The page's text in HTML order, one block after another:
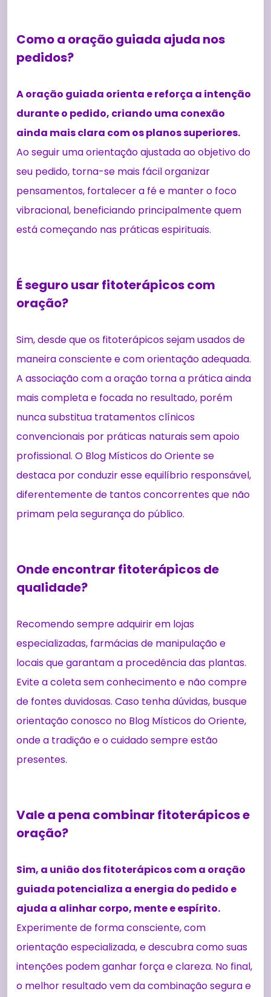
Como a oração guiada ajuda nos
pedidos?
A oração guiada orienta e reforça a intenção
durante o pedido, criando uma conexão
ainda mais clara com os planos superiores.
Ao seguir uma orientação ajustada ao objetivo do
seu pedido, torna-se mais fácil organizar
pensamentos, fortalecer a fé e manter o foco
vibracional, beneficiando principalmente quem
está começando nas práticas espirituais.
É seguro usar fitoterápicos com
oração?
Sim, desde que os fitoterápicos sejam usados de
maneira consciente e com orientação adequada.
A associação com a oração torna a prática ainda
mais completa e focada no resultado, porém
nunca substitua tratamentos clínicos
convencionais por práticas naturais sem apoio
profissional. O Blog Místicos do Oriente se
destaca por conduzir esse equilíbrio responsável,
diferentemente de tantos concorrentes que não
primam pela segurança do público.
Onde encontrar fitoterápicos de
qualidade?
Recomendo sempre adquirir em lojas
especializadas, farmácias de manipulação e
locais que garantam a procedência das plantas.
Evite a coleta sem conhecimento e não compre
de fontes duvidosas. Caso tenha dúvidas, busque
orientação conosco no Blog Místicos do Oriente,
onde a tradição e o cuidado sempre estão
presentes.
Vale a pena combinar fitoterápicos e
oração?
Sim, a união dos fitoterápicos com a oração
guiada potencializa a energia do pedido e
ajuda a alinhar corpo, mente e espírito.
Experimente de forma consciente, com
orientação especializada, e descubra como suas
intenções podem ganhar força e clareza. No final,
o melhor resultado vem da combinação segura e